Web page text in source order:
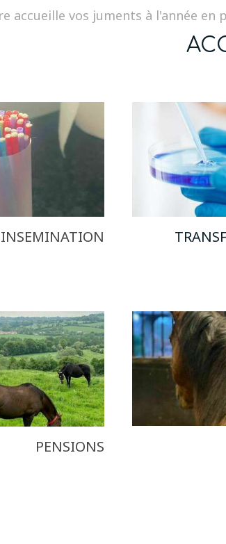
accueille vos juments à l'année
PENSIONS